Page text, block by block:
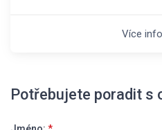
Více
Potřebujete poradit s